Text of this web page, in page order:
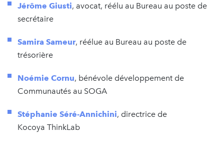
Jérôme Giusti, avocat, réélu au Bureau au poste de
secrétaire
Samira Sameur, réélue au Bureau au poste de
trésorière
Noémie Cornu, bénévole développement de
Communautés au SOGA
Stéphanie Séré-Annichini, directrice de
Kocoya ThinkLab